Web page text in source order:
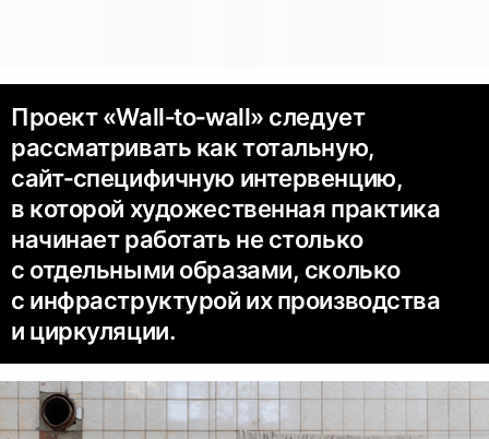
Проект «Wall‑to‑wall» следует
рассматривать как тотальную,
сайт‑специфичную интервенцию,
в которой художественная практика
начинает работать не столько
с отдельными образами, сколько
с инфраструктурой их производства
и циркуляции.